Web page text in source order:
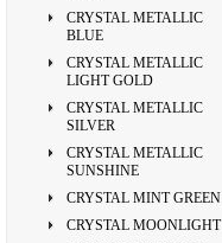
CRYSTAL METALLIC
BLUE
CRYSTAL METALLIC
LIGHT GOLD
CRYSTAL METALLIC
SILVER
CRYSTAL METALLIC
SUNSHINE
CRYSTAL MINT GREEN
CRYSTAL MOONLIGHT